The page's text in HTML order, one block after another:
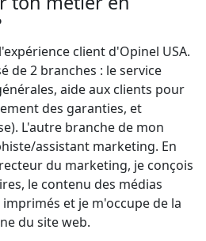
client d'Opinel USA.
de 2 branches : le service
aide aux clients pour
des garanties, et
L'autre branche de mon
assistant marketing. En
du marketing, je conçois
le contenu des médias
et je m'occupe de la
du site web.